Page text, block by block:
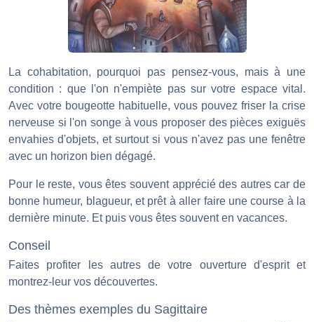
La cohabitation, pourquoi pas pensez-vous, mais à une
condition : que l'on n'empiète pas sur votre espace vital.
Avec votre bougeotte habituelle, vous pouvez friser la crise
nerveuse si l'on songe à vous proposer des pièces exiguës
envahies d'objets, et surtout si vous n'avez pas une fenêtre
avec un horizon bien dégagé.
Pour le reste, vous êtes souvent apprécié des autres car de
bonne humeur, blagueur, et prêt à aller faire une course à la
dernière minute. Et puis vous êtes souvent en vacances.
Conseil
Faites profiter les autres de votre ouverture d'esprit et
montrez-leur vos découvertes.
Des thèmes exemples du Sagittaire